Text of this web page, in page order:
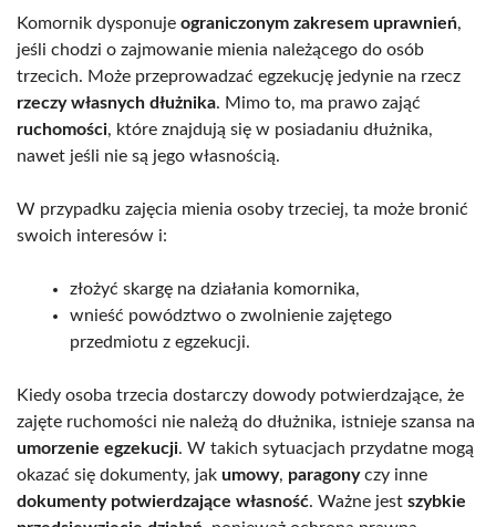
Komornik dysponuje ograniczonym zakresem uprawnień,
jeśli chodzi o zajmowanie mienia należącego do osób
trzecich. Może przeprowadzać egzekucję jedynie na rzecz
rzeczy własnych dłużnika. Mimo to, ma prawo zająć
ruchomości, które znajdują się w posiadaniu dłużnika,
nawet jeśli nie są jego własnością.
W przypadku zajęcia mienia osoby trzeciej, ta może bronić
swoich interesów i:
złożyć skargę na działania komornika,
wnieść powództwo o zwolnienie zajętego
przedmiotu z egzekucji.
Kiedy osoba trzecia dostarczy dowody potwierdzające, że
zajęte ruchomości nie należą do dłużnika, istnieje szansa na
umorzenie egzekucji. W takich sytuacjach przydatne mogą
okazać się dokumenty, jak umowy, paragonyczy inne
dokumenty potwierdzające własność. Ważne jest szybkie